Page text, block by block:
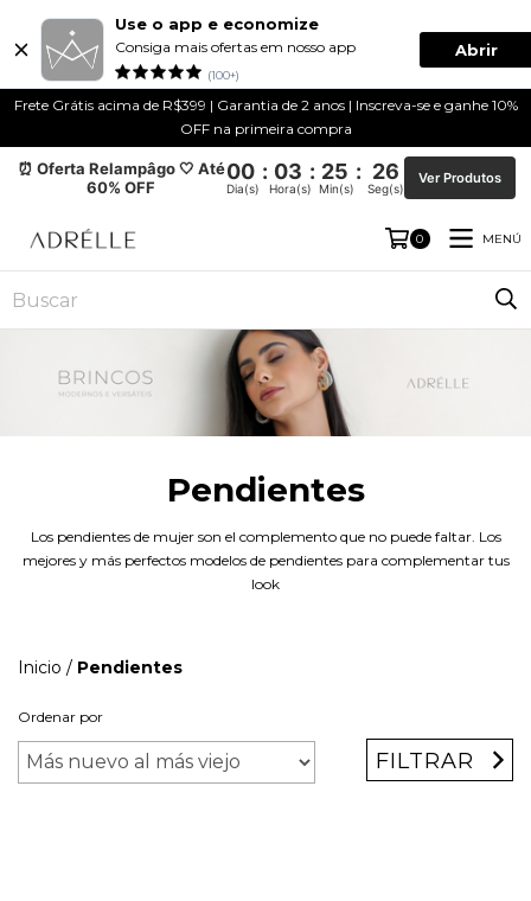
Use o app e economize
Consiga mais ofertas em nosso app
(100+)
Abrir
Frete Grátis acima de R$399 | Garantia de 2 anos | Inscreva-se e ganhe 10%
OFF na primeira compra
⏰ Oferta Relampâgo 🤍 Até
60% OFF
00 : 03 : 25 : 26
Dia(s) Hora(s) Min(s) Seg(s)
Ver Produtos
0 MENÚ
Pendientes
Los pendientes de mujer son el complemento que no puede faltar. Los
mejores y más perfectos modelos de pendientes para complementar tus
look
Inicio / Pendientes
Ordenar por
FILTRAR